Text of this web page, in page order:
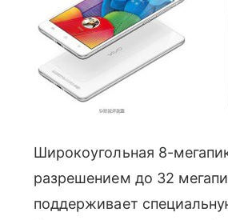
Широкоугольная 8-
разрешением до 32
поддерживает